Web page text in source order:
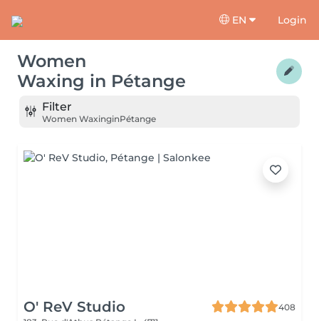
EN Login
Women
Waxing in Pétange
Filter
Women WaxinginPétange
O' ReV Studio
408